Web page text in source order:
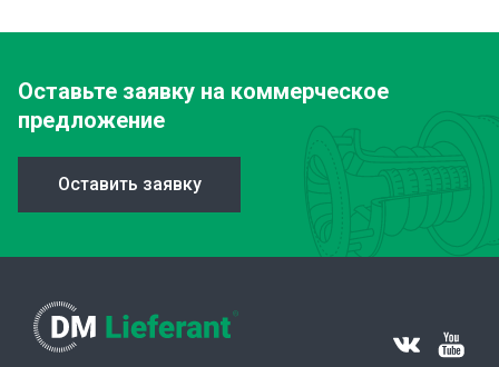
Оставьте заявку на коммерческое
предложение
Оставить заявку